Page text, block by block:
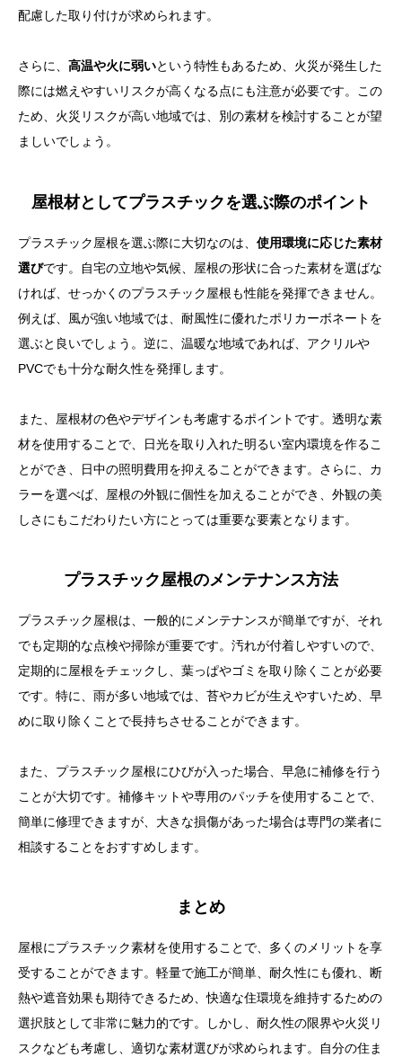
配慮した取り付けが求められます。
さらに、 高温や火に弱いという特性もあるため、火災が発生した
際には燃えやすいリスクが高くなる点にも注意が必要です。この
ため、火災リスクが高い地域では、別の素材を検討することが望
ましいでしょう。
屋根材としてプラスチックを選ぶ際のポイント
プラスチック屋根を選ぶ際に大切なのは、 使用環境に応じた素材
選びです。自宅の立地や気候、屋根の形状に合った素材を選ばな
ければ、せっかくのプラスチック屋根も性能を発揮できません。
例えば、風が強い地域では、耐風性に優れたポリカーボネートを
選ぶと良いでしょう。逆に、温暖な地域であれば、アクリルや
PVCでも十分な耐久性を発揮します。
また、屋根材の色やデザインも考慮するポイントです。透明な素
材を使用することで、日光を取り入れた明るい室内環境を作るこ
とができ、日中の照明費用を抑えることができます。さらに、カ
ラーを選べば、屋根の外観に個性を加えることができ、外観の美
しさにもこだわりたい方にとっては重要な要素となります。
プラスチック屋根のメンテナンス方法
プラスチック屋根は、一般的にメンテナンスが簡単ですが、それ
でも定期的な点検や掃除が重要です。汚れが付着しやすいので、
定期的に屋根をチェックし、葉っぱやゴミを取り除くことが必要
です。特に、雨が多い地域では、苔やカビが生えやすいため、早
めに取り除くことで長持ちさせることができます。
また、プラスチック屋根にひびが入った場合、早急に補修を行う
ことが大切です。補修キットや専用のパッチを使用することで、
簡単に修理できますが、大きな損傷があった場合は専門の業者に
相談することをおすすめします。
まとめ
屋根にプラスチック素材を使用することで、多くのメリットを享
受することができます。軽量で施工が簡単、耐久性にも優れ、断
熱や遮音効果も期待できるため、快適な住環境を維持するための
選択肢として非常に魅力的です。しかし、耐久性の限界や火災リ
スクなども考慮し、適切な素材選びが求められます。自分の住ま